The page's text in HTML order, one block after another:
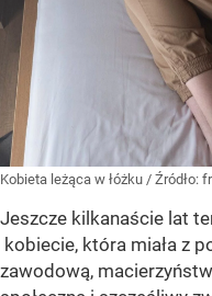
Kobieta leżąca w łóżku / Źródło:
Jeszcze kilkanaście lat
kobiecie, która miała z
zawodową,